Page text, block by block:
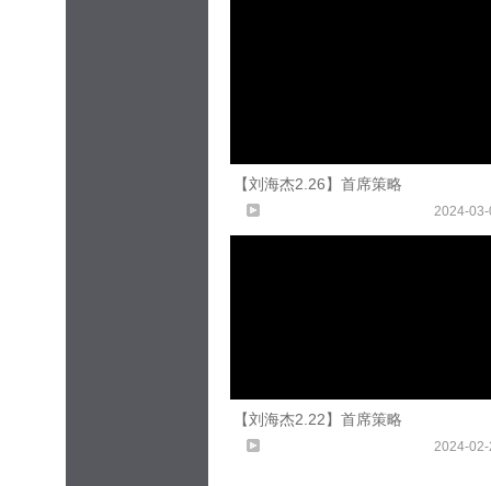
【刘海杰2.26】首席策略
2024-
【刘海杰2.22】首席策略
2024-